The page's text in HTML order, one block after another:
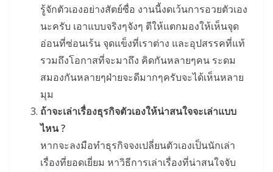
รู้จักตัวเองอย่างสัตย์ซื่อ งานนี้งดเว้นการอวยตัวเอง
นะครับ เอาแบบจริงๆจังๆ ตีให้แตกมองให้เห็นจุด
อ่อนที่ซ่อนเร้น จุดแข็งที่เราต่าง และอุปสรรคที่แท้
รวมถึงโอกาสที่จะมาถึง คิดกันหลายๆคน ระดม
สมองกันหลายๆฝ่ายจะดีมากๆครับจะได้เห็นหลาย
มุม
ถ้าจะเล่าเรื่องธุรกิจตัวเองให้น่าสนใจจะเล่าแบบ
ไหน ?
หากจะลงมือทำธุรกิจจงเปลี่ยนตัวเองเป็นนักเล่า
เรื่องที่ยอดเยี่ยม หาวิธีการเล่าเรื่องที่น่าสนใจจับ